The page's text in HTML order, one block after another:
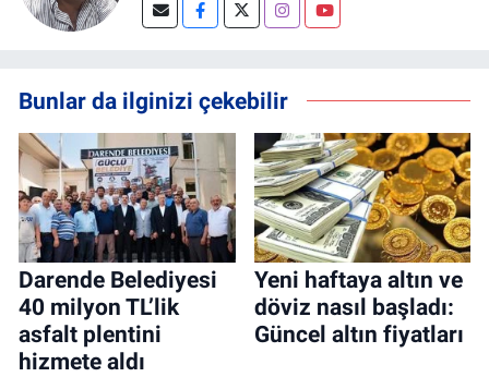
Bunlar da ilginizi çekebilir
Darende Belediyesi
40 milyon TL’lik
asfalt plentini
hizmete aldı
Yeni haftaya altın ve
döviz nasıl başladı:
Güncel altın fiyatları